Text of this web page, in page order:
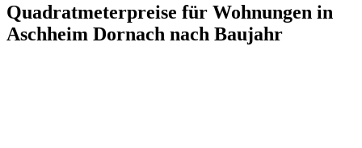
Quadratmeterpreise für Wohnungen in
Aschheim Dornach nach Baujahr